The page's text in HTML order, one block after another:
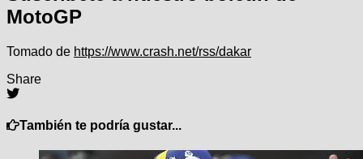
MotoGP
Tomado de https://www.crash.net/rss/dakar
Share
También te podría gustar...